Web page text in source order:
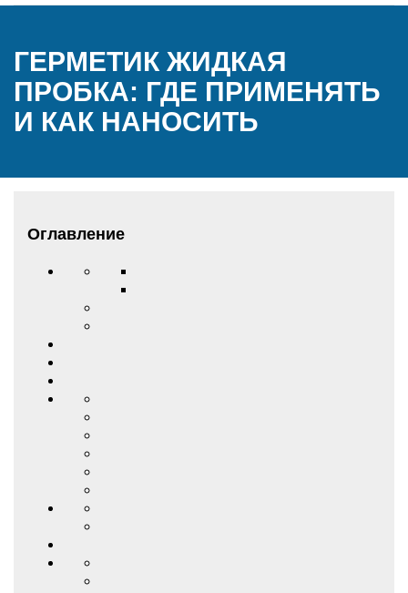
ГЕРМЕТИК ЖИДКАЯ
ПРОБКА: ГДЕ ПРИМЕНЯТЬ
И КАК НАНОСИТЬ
Оглавление